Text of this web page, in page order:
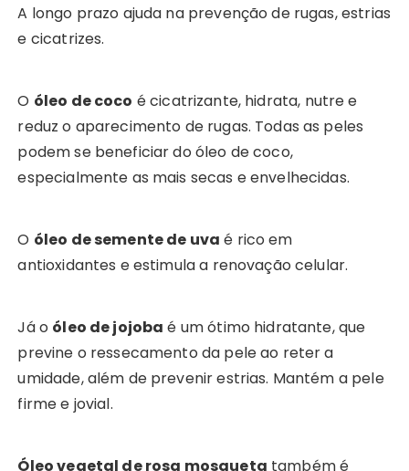
A longo prazo ajuda na prevenção de rugas, estrias
e cicatrizes.
O óleo de coco é cicatrizante, hidrata, nutre e
reduz o aparecimento de rugas. Todas as peles
podem se beneficiar do óleo de coco,
especialmente as mais secas e envelhecidas.
O óleo de semente de uva é rico em
antioxidantes e estimula a renovação celular.
Já o óleo de jojoba é um ótimo hidratante, que
previne o ressecamento da pele ao reter a
umidade, além de prevenir estrias. Mantém a pele
firme e jovial.
Óleo vegetal de rosa mosqueta também é